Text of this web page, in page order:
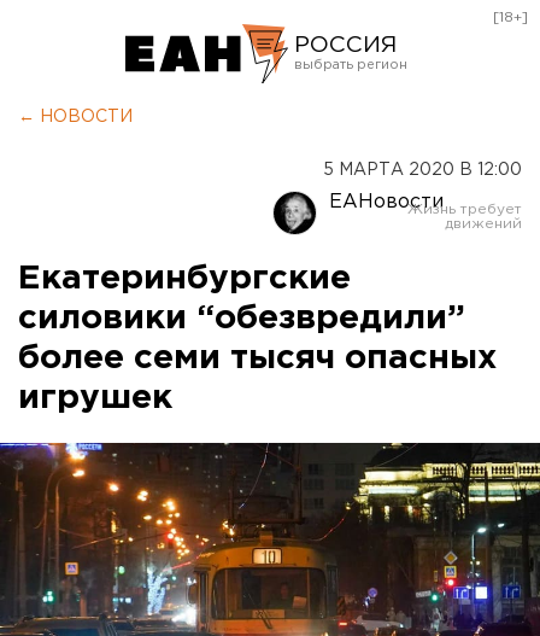
РОССИЯ
Оренбург
[18+]
← НОВОСТИ
5 МАРТА 2020 В 12:00
ЕАНовости
Екатеринбургские
силовики “обезвредили”
более семи тысяч опасных
игрушек